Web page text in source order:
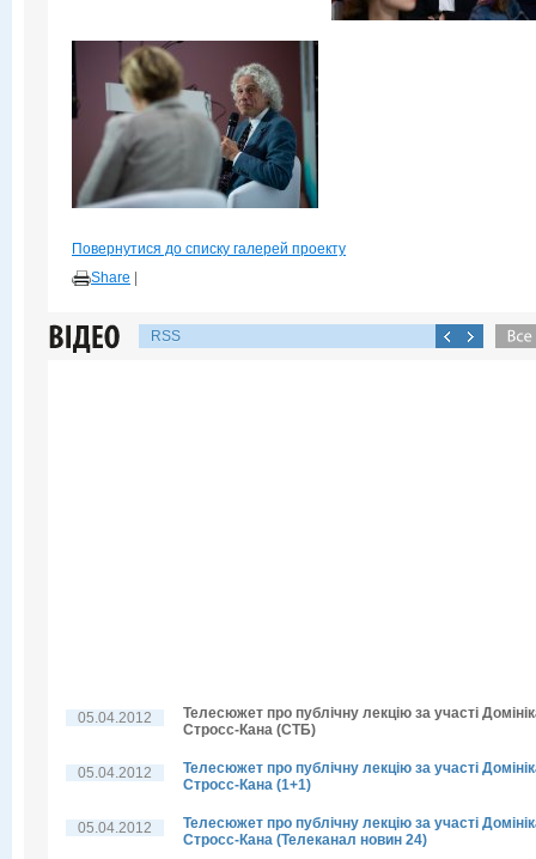
Повернутися до списку галерей проекту
Share
RSS
05.04.2012
Телесюжет про публічну лекцію за участі
Стросс-Кана (СТБ)
05.04.2012
Телесюжет про публічну лекцію за участі
Стросс-Кана (1+1)
05.04.2012
Телесюжет про публічну лекцію за участі
Стросс-Кана (Телеканал новин 24)